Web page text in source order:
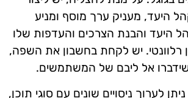
היעד, מעניק ערך מוסף ומניע
היעד והבנת הצרכים והעדפות שלו
רלוונטי. יש לקחת בחשבון את השפה,
שידברו אל ליבם של המשתמשים.
לערוך ניסויים שונים עם סוגי תוכן,